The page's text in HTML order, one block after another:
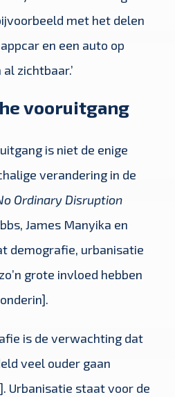
met het delen
en een auto op
zichtbaar.’
vooruitgang
is niet de enige
verandering in de
Ordinary Disruption
James Manyika en
demografie, urbanisatie
grote invloed hebben
is de verwachting dat
veel ouder gaan
Urbanisatie staat voor de